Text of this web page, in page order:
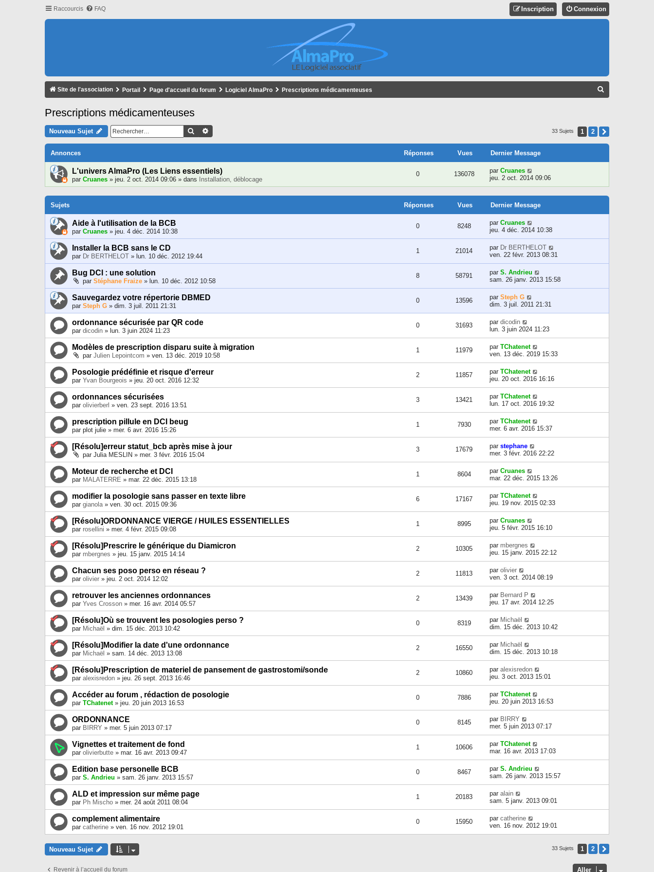
Raccourcis FAQ Connexion
Inscription
Site de l'association Portail Page d'accueil du forum Logiciel AlmaPro Prescriptions médicamenteuses
H
Prescriptions médicamenteuses
Nouveau Sujet Rechercher 33 Sujets 1 2
Annonces Réponses Vues Dernier Message
L'univers AlmaPro (Les Liens essentiels)
par Cruanes » jeu. 2 oct. 2014 09:06 » dans Installation, déblocage
0 136078 par Cruanes
jeu. 2 oct. 2014 09:06
Sujets Réponses Vues Dernier Message
Aide à l'utilisation de la BCB
par Cruanes » jeu. 4 déc. 2014 10:38
0 8248 par Cruanes
jeu. 4 déc. 2014 10:38
Installer la BCB sans le CD
par Dr BERTHELOT » lun. 10 déc. 2012 19:44
1 21014 par Dr BERTHELOT
ven. 22 févr. 2013 08:31
Bug DCI : une solution
par Stéphane Fraize » lun. 10 déc. 2012 10:58
8 58791 par S. Andrieu
sam. 26 janv. 2013 15:58
Sauvegardez votre répertorie DBMED
par Steph G » dim. 3 juil. 2011 21:31
0 13596 par Steph G
dim. 3 juil. 2011 21:31
ordonnance sécurisée par QR code
par dicodin » lun. 3 juin 2024 11:23
0 31693 par dicodin
lun. 3 juin 2024 11:23
Modèles de prescription disparu suite à migration
par Julien Lepointcom » ven. 13 déc. 2019 10:58
1 11979 par TChatenet
ven. 13 déc. 2019 15:33
Posologie prédéfinie et risque d'erreur
par Yvan Bourgeois » jeu. 20 oct. 2016 12:32
2 11857 par TChatenet
jeu. 20 oct. 2016 16:16
ordonnances sécurisées
par olivierberl » ven. 23 sept. 2016 13:51
3 13421 par TChatenet
lun. 17 oct. 2016 19:32
prescription pillule en DCI beug
par plot julie » mer. 6 avr. 2016 15:26
1 7930 par TChatenet
mer. 6 avr. 2016 15:37
[Résolu]erreur statut_bcb après mise à jour
par Julia MESLIN » mer. 3 févr. 2016 15:04
3 17679 par stephane
mer. 3 févr. 2016 22:22
Moteur de recherche et DCI
par MALATERRE » mar. 22 déc. 2015 13:18
1 8604 par Cruanes
mar. 22 déc. 2015 13:26
modifier la posologie sans passer en texte libre
par gianola » ven. 30 oct. 2015 09:36
6 17167 par TChatenet
jeu. 19 nov. 2015 02:33
[Résolu]ORDONNANCE VIERGE / HUILES ESSENTIELLES
par rosellini » mer. 4 févr. 2015 09:08
1 8995 par Cruanes
jeu. 5 févr. 2015 16:10
[Résolu]Prescrire le générique du Diamicron
par mbergnes » jeu. 15 janv. 2015 14:14
2 10305 par mbergnes
jeu. 15 janv. 2015 22:12
Chacun ses poso perso en réseau ?
par olivier » jeu. 2 oct. 2014 12:02
2 11813 par olivier
ven. 3 oct. 2014 08:19
retrouver les anciennes ordonnances
par Yves Crosson » mer. 16 avr. 2014 05:57
2 13439 par Bernard P
jeu. 17 avr. 2014 12:25
[Résolu]Où se trouvent les posologies perso ?
par Michaël » dim. 15 déc. 2013 10:42
0 8319 par Michaël
dim. 15 déc. 2013 10:42
[Résolu]Modifier la date d'une ordonnance
par Michaël » sam. 14 déc. 2013 13:08
2 16550 par Michaël
dim. 15 déc. 2013 10:18
[Résolu]Prescription de materiel de pansement de gastrostomi/sonde
par alexisredon » jeu. 26 sept. 2013 16:46
2 10860 par alexisredon
jeu. 3 oct. 2013 15:01
Accéder au forum , rédaction de posologie
par TChatenet» jeu. 20 juin 2013 16:53
0 7886 par TChatenet
jeu. 20 juin 2013 16:53
ORDONNANCE
par BIRRY » mer. 5 juin 2013 07:17
0 8145 par BIRRY
mer. 5 juin 2013 07:17
Vignettes et traitement de fond
par olivierbutte » mar. 16 avr. 2013 09:47
1 10606 par TChatenet
mar. 16 avr. 2013 17:03
Edition base personelle BCB
par S. Andrieu » sam. 26 janv. 2013 15:57
0 8467 par S. Andrieu
sam. 26 janv. 2013 15:57
ALD et impression sur même page
par Ph Mischo » mer. 24 août 2011 08:04
1 20183 par alain
sam. 5 janv. 2013 09:01
complement alimentaire
par catherine » ven. 16 nov. 2012 19:01
0 15950 par catherine
ven. 16 nov. 2012 19:01
Nouveau Sujet 33 Sujets 1 2
Revenir à l’accueil du forum Aller